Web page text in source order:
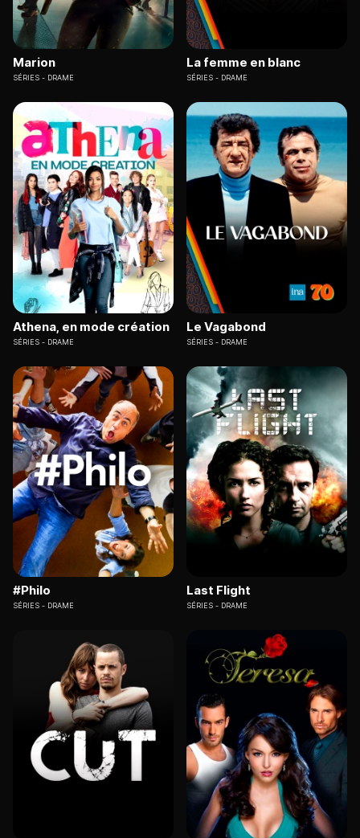
Marion
SÉRIES DRAME
La femme en blanc
SÉRIES DRAME
Athena, en mode création
SÉRIES DRAME
Le Vagabond
SÉRIES DRAME
#Philo
SÉRIES DRAME
Last Flight
SÉRIES DRAME